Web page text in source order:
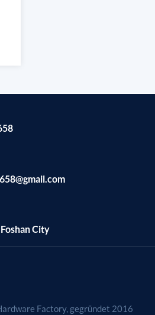
City
Factory, gegründet 2016